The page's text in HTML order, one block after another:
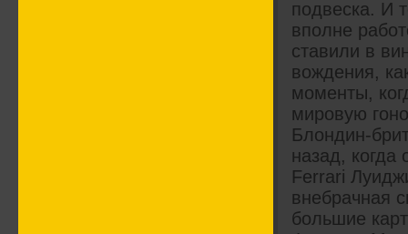
подвеска. И
вполне
ставили в
вождения,
моменты,
мировую
Блондин-
назад,
Ferrari
внебрачная
большие